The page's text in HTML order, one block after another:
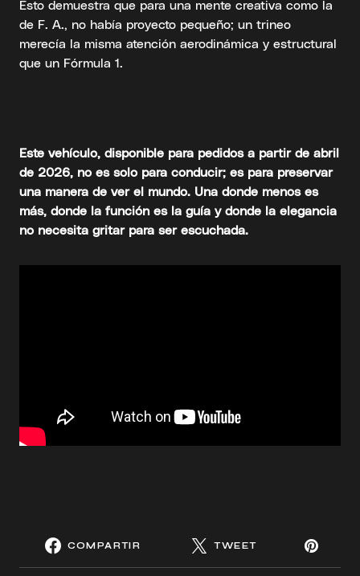
Esto demuestra que para una mente creativa como la
de F. A., no había proyecto pequeño; un trineo
merecía la misma atención aerodinámica y estructural
que un Fórmula 1.
Este vehículo, disponible para pedidos a partir de abril
de 2026, no es solo para conducir; es para preservar
una manera de ver el mundo. Una donde menos es
más, donde la función es la guía y donde la elegancia
no necesita gritar para ser escuchada.
COMPARTIR TWEET